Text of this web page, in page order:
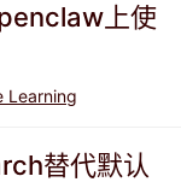
上使
Learning
替代默认